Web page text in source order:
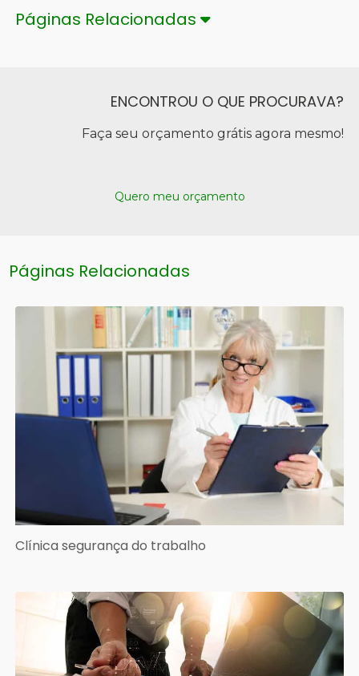
Páginas Relacionadas
ENCONTROU O QUE PROCURAVA?
Faça seu orçamento grátis agora mesmo!
Quero meu orçamento
Páginas Relacionadas
Clínica segurança do trabalho